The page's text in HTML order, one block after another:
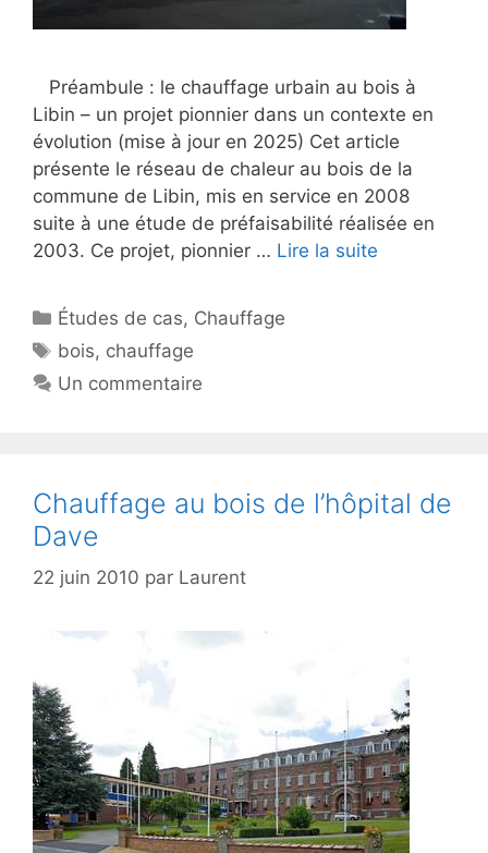
Préambule : le chauffage urbain au bois à
Libin – un projet pionnier dans un contexte en
évolution (mise à jour en 2025) Cet article
présente le réseau de chaleur au bois de la
commune de Libin, mis en service en 2008
suite à une étude de préfaisabilité réalisée en
2003. Ce projet, pionnier … Lire la suite
Catégories
Études de cas, Chauffage
Étiquettes
bois, chauffage
Un commentaire
Chauffage au bois de l’hôpital de
Dave
22 juin 2010 par Laurent